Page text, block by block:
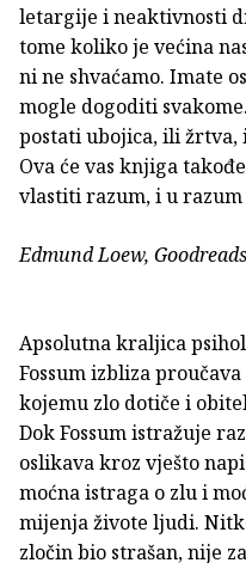
letargije i neaktivnosti
tome koliko je većina
ni ne shvaćamo. Imate
mogle dogoditi
postati ubojica, ili
Ova će vas knjiga
vlastiti razum, i u
Edmund Loew, Goodreads
Apsolutna kraljica
Fossum izbliza
kojemu zlo dotiče i
Dok Fossum istražuje
oslikava kroz vješto
moćna istraga o zlu i
mijenja živote ljudi.
zločin bio strašan, nije